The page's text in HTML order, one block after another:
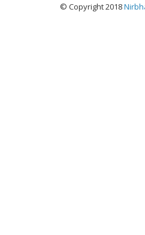
© Copyright 2018